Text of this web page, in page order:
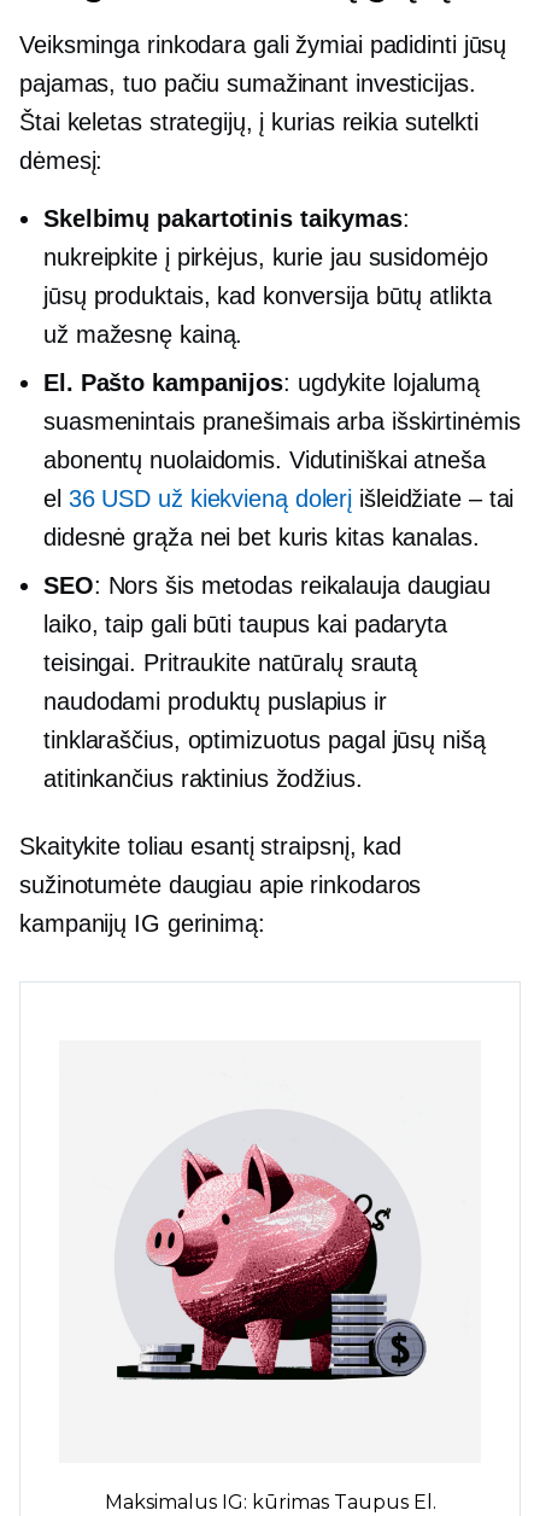
Veiksminga rinkodara gali žymiai padidinti jūsų
pajamas, tuo pačiu sumažinant investicijas.
Štai keletas strategijų, į kurias reikia sutelkti
dėmesį:
Skelbimų pakartotinis taikymas:
nukreipkite į pirkėjus, kurie jau susidomėjo
jūsų produktais, kad konversija būtų atlikta
už mažesnę kainą.
El. Pašto kampanijos: ugdykite lojalumą
suasmenintais pranešimais arba išskirtinėmis
abonentų nuolaidomis. Vidutiniškai atneša
el 36 USD už kiekvieną dolerį išleidžiate – tai
didesnė grąža nei bet kuris kitas kanalas.
SEO: Nors šis metodas reikalauja daugiau
laiko, taip gali būti taupus kai padaryta
teisingai. Pritraukite natūralų srautą
naudodami produktų puslapius ir
tinklaraščius, optimizuotus pagal jūsų nišą
atitinkančius raktinius žodžius.
Skaitykite toliau esantį straipsnį, kad
sužinotumėte daugiau apie rinkodaros
kampanijų IG gerinimą:
Maksimalus IG: kūrimas TaupusEl.